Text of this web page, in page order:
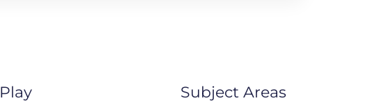
Play Subject Areas